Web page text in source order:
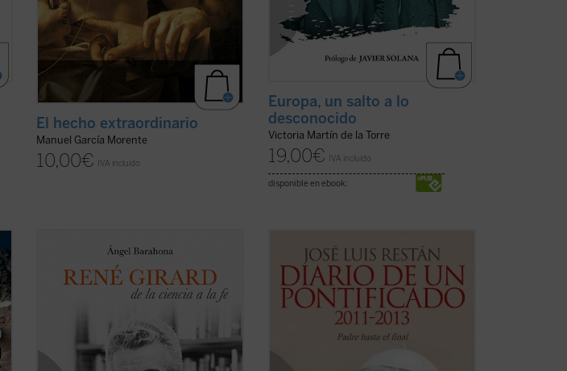
El hecho extraordinario
Manuel García Morente
10,00€ IVA incluido
Europa, un salto a lo
desconocido
Victoria Martín de la Torre
19,00€ IVA incluido
disponible en ebook:
¿Por qué un libro sobre René Girard? ¿En
qué consiste su relevancia intelectual?
¿Por qué la teología se siente
interpelada e incómoda por su teoría?
la cultura», otros el «Hegel del ...
La Iglesia, dijo a los seminaristas de
Roma, es el árbol de Dios, y por eso no
hay motivo para que nos dejemos
impresionar por los truenos de dentro o
de fuera. Y aunque el vendaval arranque
las ramas secas y otras parezcan a
punto de morir, el ...(ver ficha)